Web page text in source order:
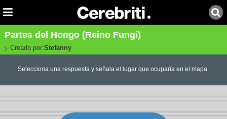
Partes del Hongo (Reino Fungi)
Creado por:Stefanny
Selecciona una respuesta y señala el lugar que ocuparía en el mapa.